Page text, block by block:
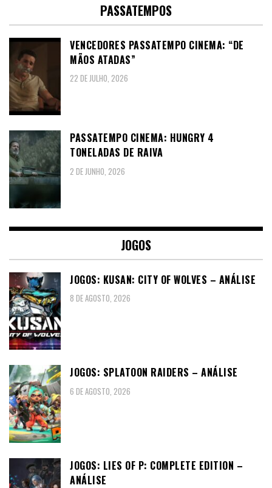
PASSATEMPOS
VENCEDORES PASSATEMPO CINEMA: “DE
MÃOS ATADAS”
22 DE JULHO, 2026
PASSATEMPO CINEMA: HUNGRY 4
TONELADAS DE RAIVA
2 DE JUNHO, 2026
JOGOS
JOGOS: KUSAN: CITY OF WOLVES – ANÁLISE
8 DE AGOSTO, 2026
JOGOS: SPLATOON RAIDERS – ANÁLISE
6 DE AGOSTO, 2026
JOGOS: LIES OF P: COMPLETE EDITION –
ANÁLISE